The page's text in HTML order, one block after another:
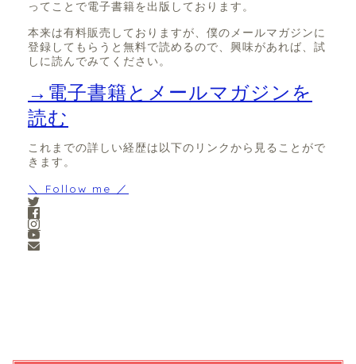
ってことで電子書籍を出版しております。
本来は有料販売しておりますが、僕のメールマガジンに
登録してもらうと無料で読めるので、興味があれば、試
しに読んでみてください。
→電子書籍とメールマガジンを
読む
これまでの詳しい経歴は以下のリンクから見ることがで
きます。
＼ Follow me ／